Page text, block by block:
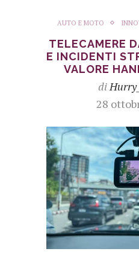
AUTO E MOTO
TELECAMERE
E INCIDENTI
VALORE
di
28